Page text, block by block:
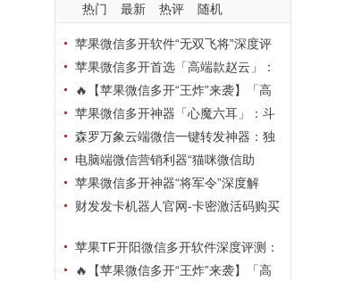
热门 最新 热评 随机
苹果微信多开软件“无双飞将”深度评
测：TF正式码+7天退换，拍拍卡激活
码商城正品保障
苹果微信多开首选「高端款赵云」：
TF正式码+斗战神8073包，7天退换认
准拍拍卡激活码商城
🔥【苹果微信多开“王炸”来袭】「高
端地狱火」—— TF正式码+斗战神807
3包，7天退换，安全防封，多开自由触
手可及！
苹果微信多开神器「心魔六耳」：斗
战神8073包+7天退换，认准拍拍卡激
活码商城
森罗万象云端微信一键转发神器：独
家源码·安全防封·月卡季卡半年卡年卡
授权，7天无理由退换！
电脑端微信营销利器“猫咪微信助
手”深度评测：7大模块功能全解析，多
卡种授权灵活选
苹果微信多开神器“将军令”深度解
析：8073版本包+TF外侧码，微商营销
财发发卡机器人官网-卡密激活码购买
换苹果TF开阳微信多开软件深度评测：
凡尔赛8069包功能全解析，TestFlight
🔥【苹果微信多开“王炸”来袭】「高